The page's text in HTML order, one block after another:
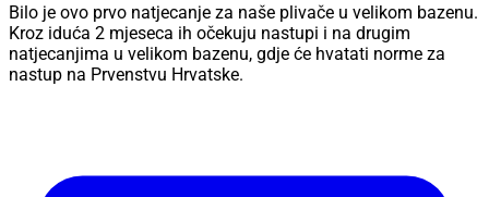
Bilo je ovo prvo natjecanje za naše plivače u velikom bazenu.
Kroz iduća 2 mjeseca ih očekuju nastupi i na drugim
natjecanjima u velikom bazenu, gdje će hvatati norme za
nastup na Prvenstvu Hrvatske.